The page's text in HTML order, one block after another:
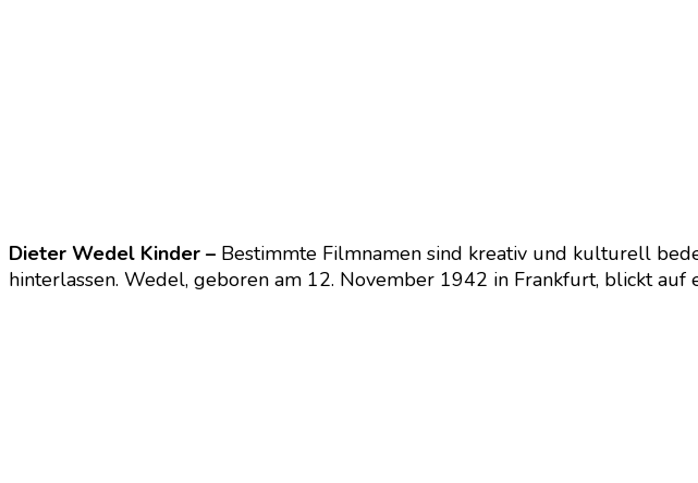
Dieter Wedel Kinder – Bestimmte Filmnamen sind kreativ und kulturell
hinterlassen. Wedel, geboren am 12. November 1942 in Frankfurt, blickt